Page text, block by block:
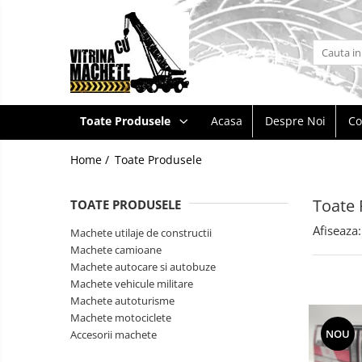
Toate Produsele
Machete utilaje de constructii
Machete macarale si alte utilaje de
terasamente
Alte machete de utilaje
Machete camioane
Machete basculante
Machete camioane
Toate Produsele Acasa Despre Noi
Home / Toate Produsele
Toate
TOATE PRODUSELE
Machete utilaje de constructii
Machete camioane
Machete autocare si autobuze
Machete vehicule militare
Machete autoturisme
Machete motociclete
Accesorii machete
Afiseaza:
NOU